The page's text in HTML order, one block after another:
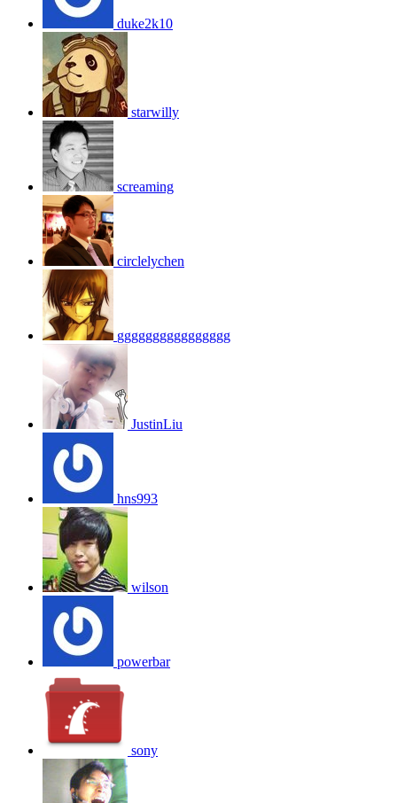
duke2k10
starwilly
screaming
circlelychen
gggggggggggggggg
JustinLiu
hns993
wilson
powerbar
sony